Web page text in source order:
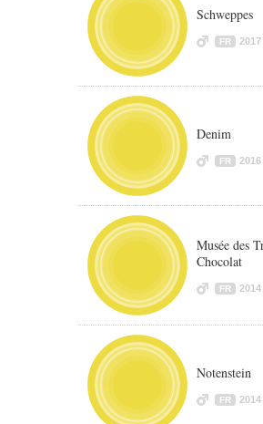
Schweppes
FR 2017
Denim
FR 2016
Musée des
Chocolat
FR 2014
Notenstein
FR 2014